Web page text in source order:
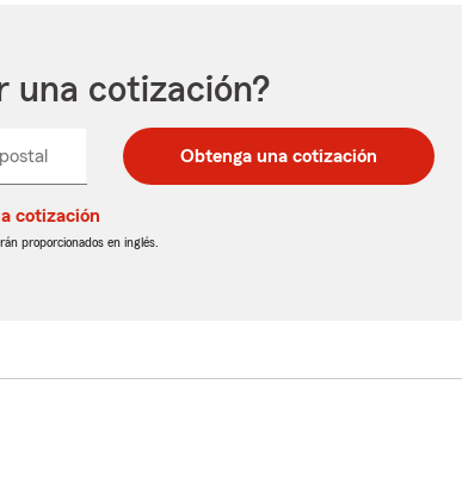
una cotización?
postal
de
postal
de
Obtenga una cotización
cotización
proporcionados en inglés.